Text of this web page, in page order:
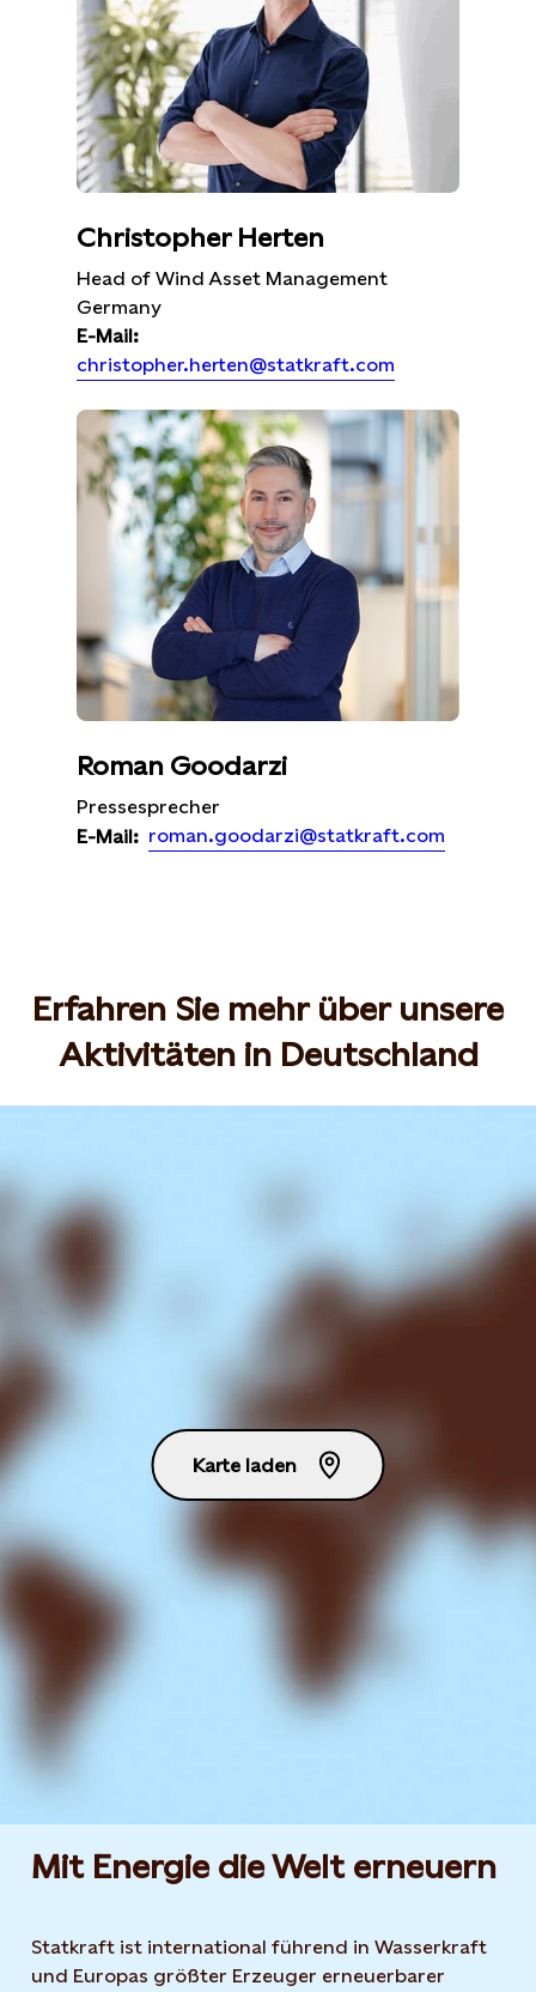
Christopher Herten
Head of Wind Asset Management
Germany
E-Mail:
christopher.herten@statkraft.com
Roman Goodarzi
Pressesprecher
E-Mail: roman.goodarzi@statkraft.com
Erfahren Sie mehr über unsere
Aktivitäten in Deutschland
Karte laden
Mit Energie die Welt erneuern
Statkraft ist international führend in Wasserkraft
und Europas größter Erzeuger erneuerbarer